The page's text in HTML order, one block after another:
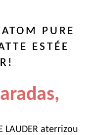
PURE
ESTÉE
LAUDER aterrizou